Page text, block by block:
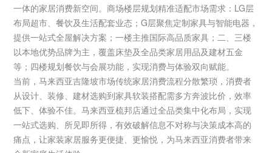
一体的家居消费新空间。商场楼层规划精准适配市场需求：LG层
布局超市、餐饮及生活配套业态；G层聚焦定制家具与智能电器，
提供一站式全屋解决方案；一楼主推国际高品质家具；二、三楼
以本地优势品牌为主，覆盖床垫及全品类家居用品及建材五金
等；四楼规划餐饮与会展功能，实现消费与体验双向赋能。
当前，马来西亚吉隆坡市场传统家居消费流程分散繁琐，消费者
从设计、装修、建材选购到家具软装搭配需多方奔波比价，效率
低下、体验不佳。马来西亚梳邦店通过全品类集中化布局，实现
一站式选购、所见即所得，有效破解信息不对称与决策成本高的
痛点，让家装家居服务更便捷、更愉悦，为马来西亚消费者带来